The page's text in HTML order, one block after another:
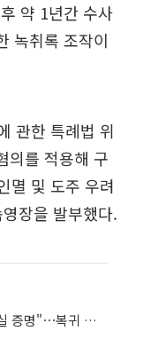
약 1년간 수사
녹취록 조작이
관한 특례법 위
의를 적용해 구
멸 및 도주 우려
장을 발부했다.
김수현 측, 김세의 구속되자 "마침내 진실 증명"⋯복귀 여부 '눈길'